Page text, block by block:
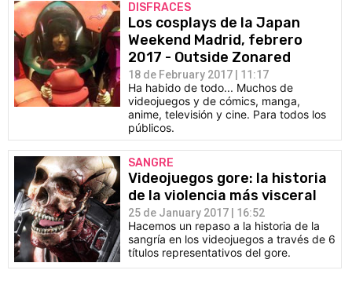
DISFRACES
Los cosplays de la Japan
Weekend Madrid, febrero
2017 - Outside Zonared
18 de February 2017 | 11:17
Ha habido de todo... Muchos de
videojuegos y de cómics, manga,
anime, televisión y cine. Para todos los
públicos.
SANGRE
Videojuegos gore: la historia
de la violencia más visceral
25 de January 2017 | 16:52
Hacemos un repaso a la historia de la
sangría en los videojuegos a través de 6
títulos representativos del gore.